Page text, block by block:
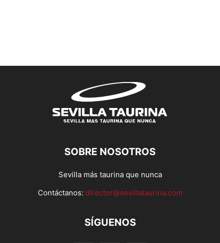
SOBRE NOSOTROS
Sevilla más taurina que nunca
Contáctanos: director@sevillataurina.com
SÍGUENOS